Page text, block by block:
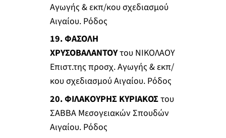
Αγωγής & εκπ/κου σχεδιασμού
Αιγαίου. Ρόδος
19. ΦΑΣΟΛΗ
ΧΡΥΣΟΒΑΛΑΝΤΟΥτου ΝΙΚΟΛΑΟΥ
Επιστ.της προσχ. Αγωγής & εκπ/
κου σχεδιασμού Αιγαίου. Ρόδος
20. ΦΙΛΑΚΟΥΡΗΣ ΚΥΡΙΑΚΟΣτου
ΣΑΒΒΑ Μεσογειακών Σπουδών
Αιγαίου. Ρόδος